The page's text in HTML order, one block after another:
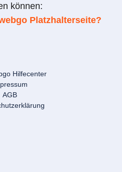
können:
Platzhalterseite?
Hilfecenter
AGB